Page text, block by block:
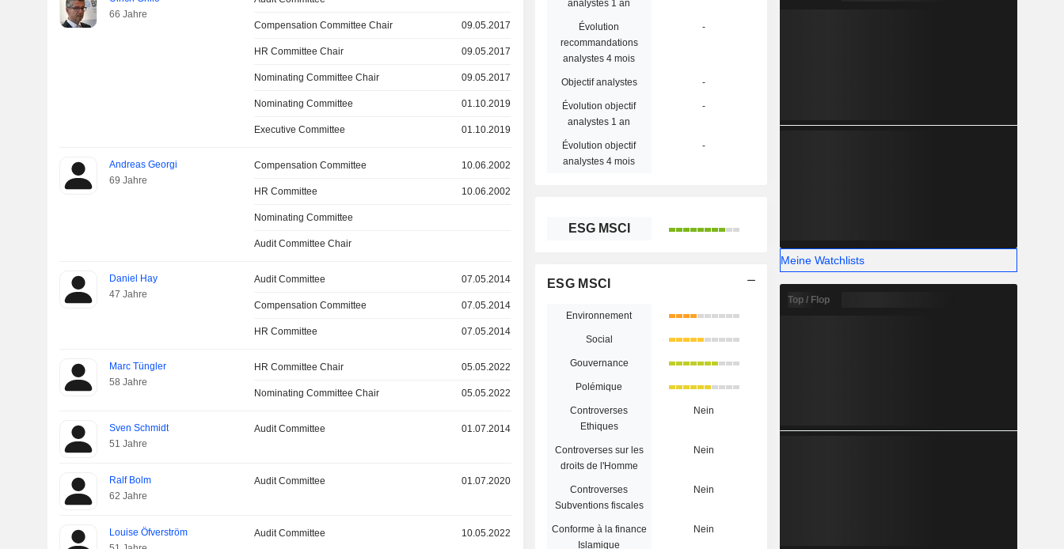
66 Jahre
Compensation Committee Chair 09.05.2017
HR Committee Chair 09.05.2017
Nominating Committee Chair 09.05.2017
Nominating Committee 01.10.2019
Executive Committee 01.10.2019
Andreas Georgi
69 Jahre
Compensation Committee 10.06.2002
HR Committee 10.06.2002
Nominating Committee
Audit Committee Chair
Daniel Hay
47 Jahre
Audit Committee 07.05.2014
Compensation Committee 07.05.2014
HR Committee 07.05.2014
Marc Tüngler
58 Jahre
HR Committee Chair 05.05.2022
Nominating Committee Chair 05.05.2022
Sven Schmidt
51 Jahre
Audit Committee 01.07.2014
Ralf Bolm
62 Jahre
Audit Committee 01.07.2020
Louise Öfverström
Audit Committee 10.05.2022
analystes 1 an
Évolution
recommandations
analystes 4 mois
-
Objectif analystes -
Évolution objectif
analystes 1 an
-
Évolution objectif
analystes 4 mois
-
ESG MSCI
ESG MSCI
Environnement
Social
Gouvernance
Polémique
Controverses
Ethiques
Nein
Controverses sur les
droits de l'Homme
Nein
Controverses
Subventions fiscales
Nein
Conforme à la finance
Islamique
Nein
Meine Watchlists
Top / Flop